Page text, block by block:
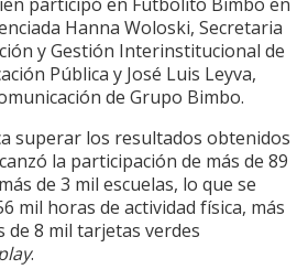
Hanna Woloski, Secretaria
y Gestión Interinstitucional de
Pública y José Luis Leyva,
de Grupo Bimbo.
superar los resultados obtenidos
la participación de más de 89
de 3 mil escuelas, lo que se
mil horas de actividad física, más
de 8 mil tarjetas verdes
.